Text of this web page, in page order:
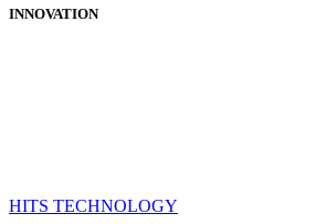
INNOVATION
HITS TECHNOLOGY